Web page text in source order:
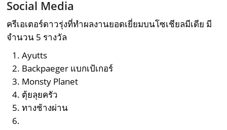
Social Media
ครีเอเตอร์ดาวรุ่งที่ทำผลงานยอดเยี่ยมบนโซเชียลมีเดีย มี
จำนวน 5 รางวัล
Ayutts
Backpaeger แบกเป้เกอร์
Monsty Planet
ตุ้ยลุยครัว
ทางช้างผ่าน